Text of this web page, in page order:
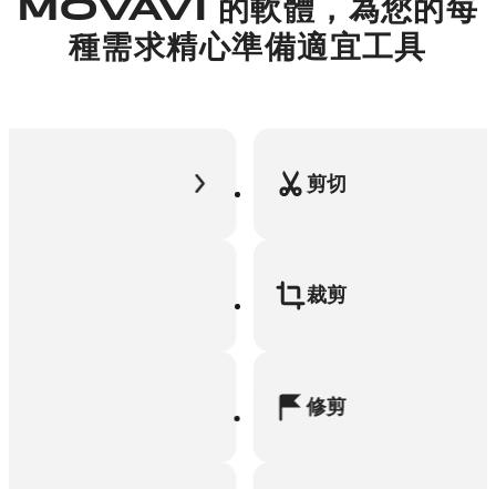
MOVAVI 的軟體，為您的每
種需求精心準備適宜工具
剪切
裁剪
修剪